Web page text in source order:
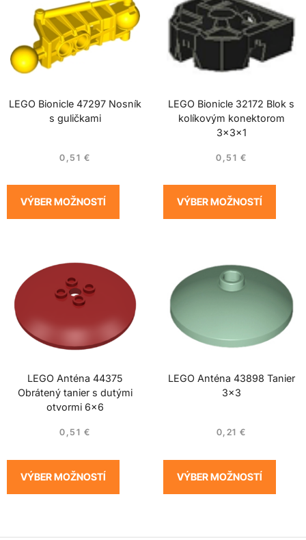
LEGO Bionicle 47297 Nosník
s guličkami
0,51 €
VÝBER MOŽNOSTÍ
LEGO Bionicle 32172 Blok s
kolíkovým konektorom
3x3x1
0,51 €
VÝBER MOŽNOSTÍ
LEGO Anténa 44375
Obrátený tanier s dutými
otvormi 6×6
0,51 €
VÝBER MOŽNOSTÍ
LEGO Anténa 43898 Tanier
3×3
0,21 €
VÝBER MOŽNOSTÍ